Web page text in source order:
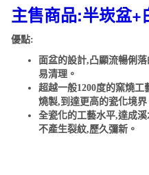
支
架
主售商品:半崁盆+
優點:
面盆的設計,凸顯流暢俐
易清理。
超越一般1200度的窯燒工
燒製,到達更高的瓷化境界
全瓷化的工藝水平,達成
不產生裂紋,歷久彌新。